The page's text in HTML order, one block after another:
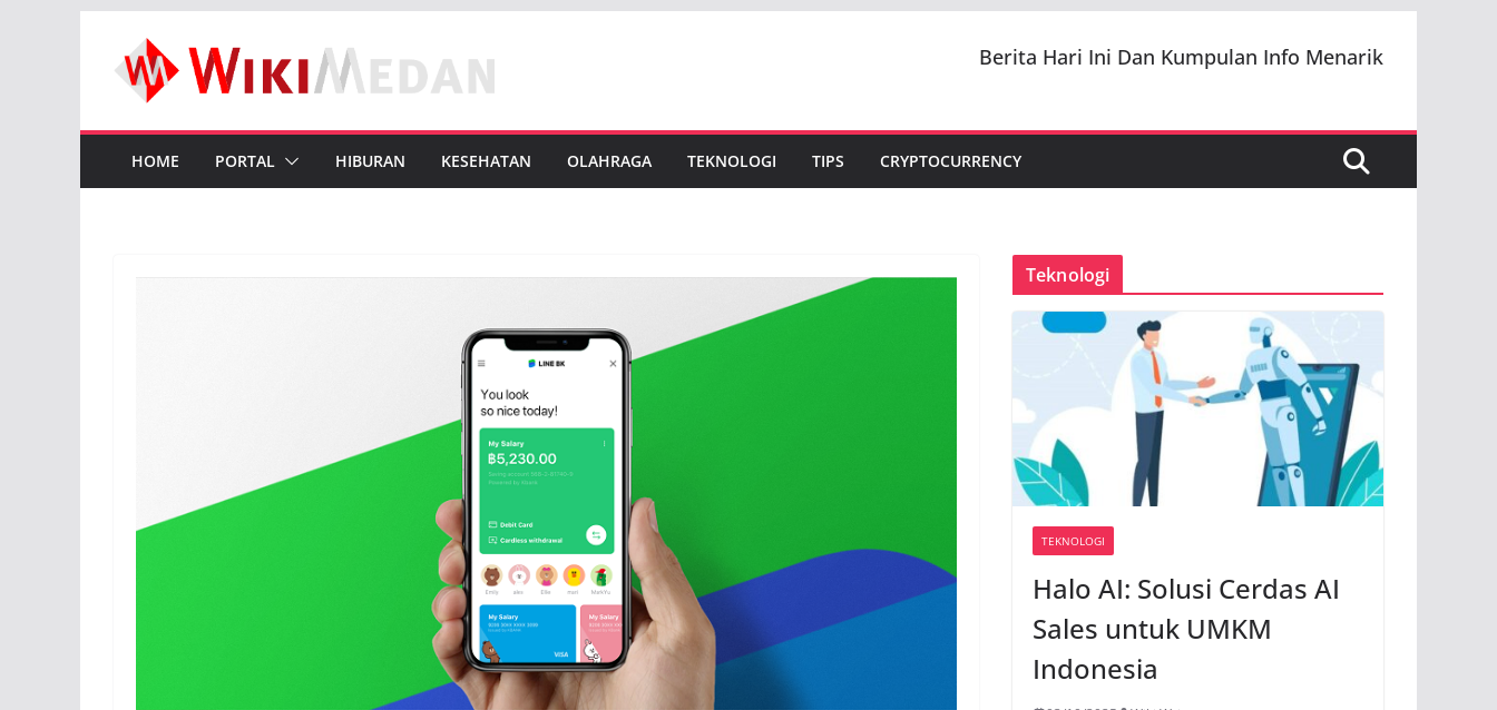
content
Berita Hari Ini Dan Kumpulan Info Menarik
HOME PORTAL HIBURAN KESEHATAN OLAHRAGA TEKNOLOGI TIPS CRYPTOCURRENCY
Teknologi
TEKNOLOGI
Halo AI: Solusi Cerdas AI
Sales untuk UMKM
Indonesia